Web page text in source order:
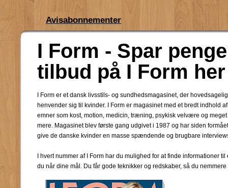
Avisabonnementer
I Form - Spar
tilbud på I Form her
I Form er et dansk livsstils- og sundhedsmagasinet, der
henvender sig til kvinder. I Form er magasinet med et bredt indhold af
emner som kost, motion, medicin, træning, psykisk velvære og meget
mere. Magasinet blev første gang udgivet i 1987 og har siden
give de danske kvinder en masse spændende og brugbare
I hvert nummer af I Form har du mulighed for at finde informationer
du når dine mål. Du får gode teknikker og redskaber, så du